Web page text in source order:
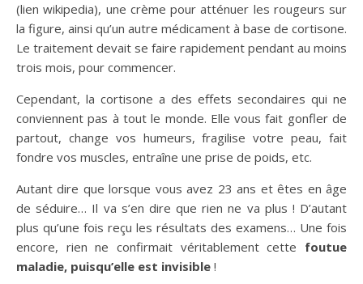
(lien wikipedia), une crème pour atténuer les rougeurs sur
la figure, ainsi qu’un autre médicament à base de cortisone.
Le traitement devait se faire rapidement pendant au moins
trois mois, pour commencer.
Cependant, la cortisone a des effets secondaires qui ne
conviennent pas à tout le monde. Elle vous fait gonfler de
partout, change vos humeurs, fragilise votre peau, fait
fondre vos muscles, entraîne une prise de poids, etc.
Autant dire que lorsque vous avez 23 ans et êtes en âge
de séduire… Il va s’en dire que rien ne va plus ! D’autant
plus qu’une fois reçu les résultats des examens… Une fois
encore, rien ne confirmait véritablement cette foutue
maladie, puisqu’elle est invisible !